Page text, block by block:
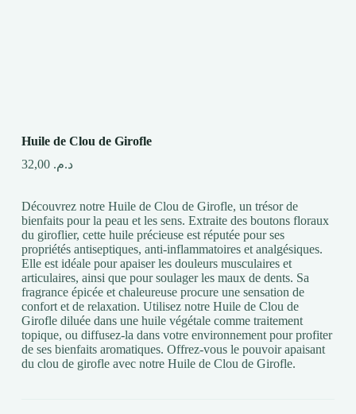
Huile de Clou de Girofle
د.م. 32,00
Découvrez notre Huile de Clou de Girofle, un trésor de
bienfaits pour la peau et les sens. Extraite des boutons floraux
du giroflier, cette huile précieuse est réputée pour ses
propriétés antiseptiques, anti-inflammatoires et analgésiques.
Elle est idéale pour apaiser les douleurs musculaires et
articulaires, ainsi que pour soulager les maux de dents. Sa
fragrance épicée et chaleureuse procure une sensation de
confort et de relaxation. Utilisez notre Huile de Clou de
Girofle diluée dans une huile végétale comme traitement
topique, ou diffusez-la dans votre environnement pour profiter
de ses bienfaits aromatiques. Offrez-vous le pouvoir apaisant
du clou de girofle avec notre Huile de Clou de Girofle.